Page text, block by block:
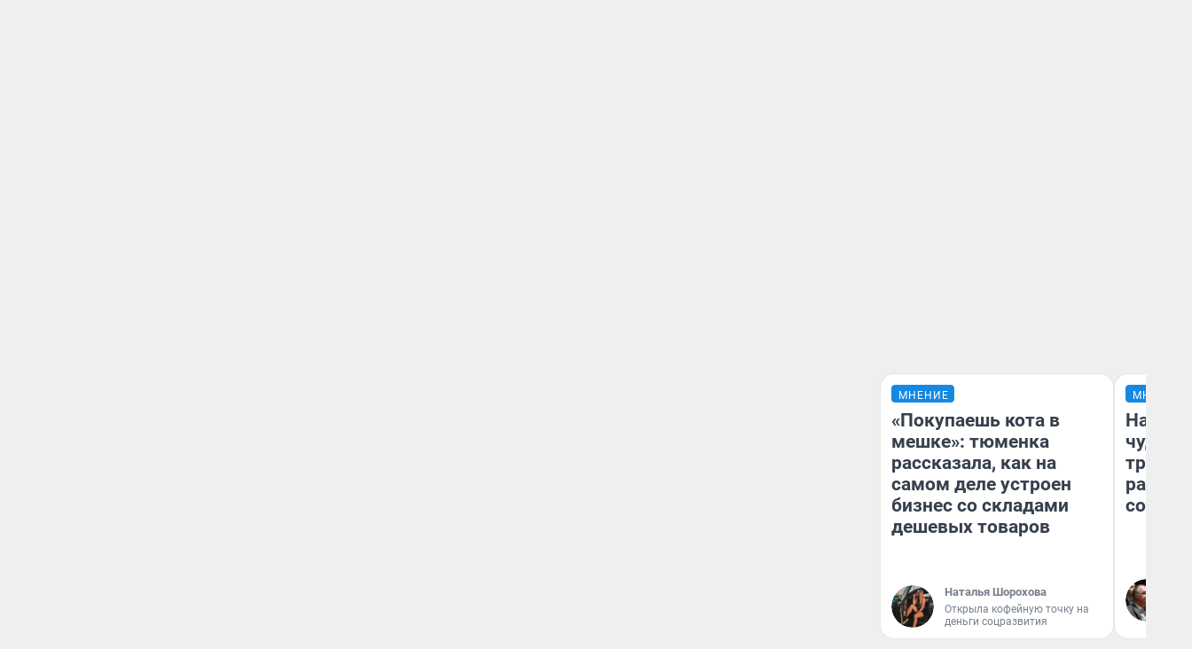
МНЕНИЕ
«Покупаешь кота в
мешке»: тюменка
рассказала, как на
самом деле устроен
бизнес со складами
дешевых товаров
Наталья Шорохова
Открыла кофейную точку на
деньги соцразвития
МНЕНИЕ
чудом